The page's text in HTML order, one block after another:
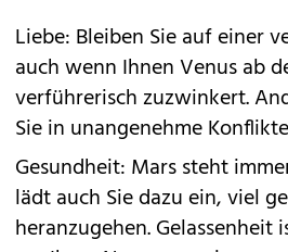
Liebe: Bleiben Sie auf einer
auch wenn Ihnen Venus ab
verführerisch zuzwinkert.
Sie in unangenehme
Gesundheit: Mars steht
lädt auch Sie dazu ein, viel
heranzugehen. Gelassenheit